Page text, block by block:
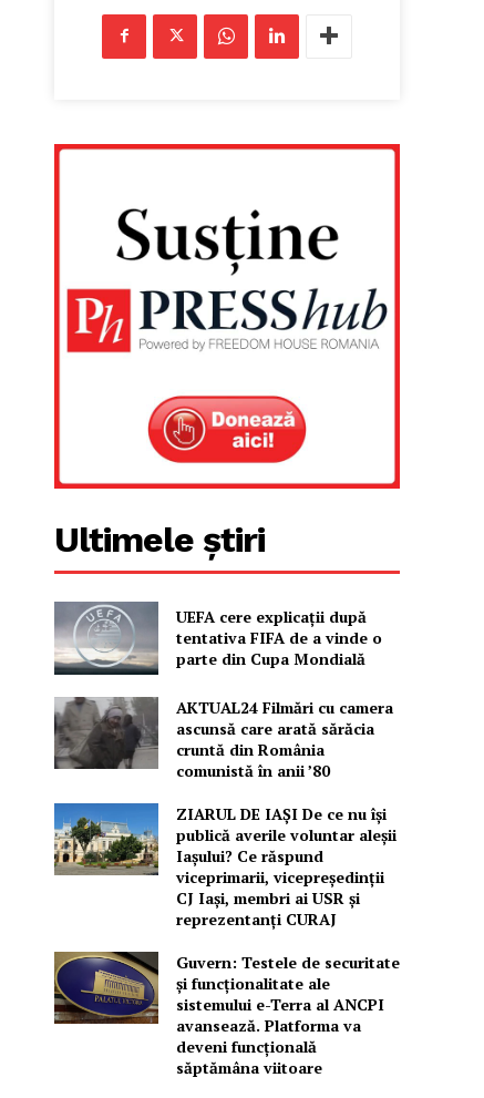
Ultimele știri
UEFA cere explicații după
tentativa FIFA de a vinde o
parte din Cupa Mondială
AKTUAL24 Filmări cu camera
ascunsă care arată sărăcia
cruntă din România
comunistă în anii ’80
ZIARUL DE IAȘI De ce nu își
publică averile voluntar aleșii
Iașului? Ce răspund
viceprimarii, vicepreședinții
CJ Iași, membri ai USR și
reprezentanți CURAJ
Guvern: Testele de securitate
și funcționalitate ale
sistemului e-Terra al ANCPI
avansează. Platforma va
deveni funcțională
săptămâna viitoare